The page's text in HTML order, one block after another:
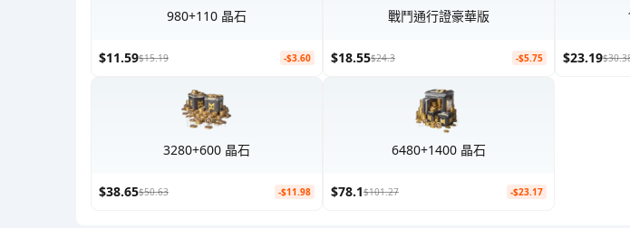
980+110 晶石
$11.59$15.19 -$3.60
戰鬥通行證豪華版
$18.55$24.3 -$5.75 $23.19
3280+600 晶石
$38.65$50.63 -$11.98
6480+1400 晶石
$78.1$101.27 -$23.17